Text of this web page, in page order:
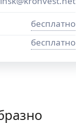
бесплатно
бесплатно